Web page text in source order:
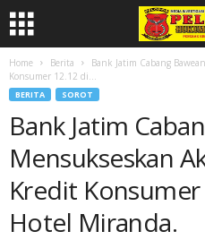
Home Berita
Bank Jatim Cabang
Konsumer 12.12 di...
BERITA SOROT
Bank Jatim
Mensukseskan
Kredit
Hotel Miranda.